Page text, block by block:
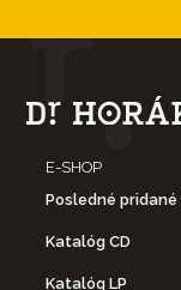
E-SHOP
Posledné pridané
Katalóg CD
Katalóg LP